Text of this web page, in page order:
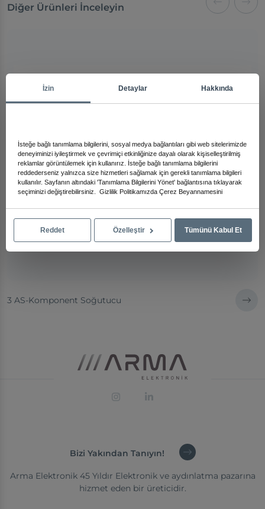
Diğer Ürünleri İnceleyin
3 AS-Komponent Soğutucu
Bizi Yakından Tanıyın!
Arma Elektronik 45 Yıldır Elektronik ve aydınlatma pazarına
hizmet eden bir üreticidir.
İzin Detaylar Hakkında
İsteğe bağlı tanımlama bilgilerini, sosyal medya bağlantıları gibi web sitelerimizde
deneyiminizi iyileştirmek ve çevrimiçi etkinliğinize dayalı olarak kişiselleştirilmiş
reklamlar görüntülemek için kullanırız. İsteğe bağlı tanımlama bilgilerini
reddederseniz yalnızca size hizmetleri sağlamak için gerekli tanımlama bilgileri
kullanılır. Sayfanın altındaki 'Tanımlama Bilgilerini Yönet' bağlantısına tıklayarak
seçiminizi değiştirebilirsiniz. Gizlilik Politikamızda Çerez Beyannamesini
Reddet Özelleştir Tümünü Kabul Et